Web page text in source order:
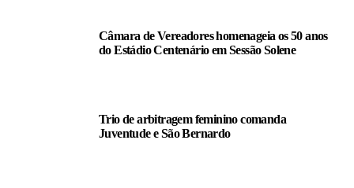
Câmara de Vereadores homenageia os 50 anos
do Estádio Centenário em Sessão Solene
Trio de arbitragem feminino comanda
Juventude e São Bernardo